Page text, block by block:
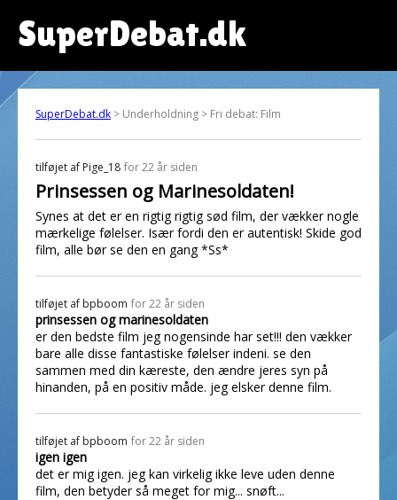
SuperDebat.dk
SuperDebat.dk > Underholdning > Fri debat: Film
tilføjet af Pige_18 for 22 år siden
Prinsessen og Marinesoldaten!
Synes at det er en rigtig rigtig sød film, der vækker nogle
mærkelige følelser. Især fordi den er autentisk! Skide god
film, alle bør se den en gang *Ss*
tilføjet af bpboom for 22 år siden
prinsessen og marinesoldaten
er den bedste film jeg nogensinde har set!!! den vækker
bare alle disse fantastiske følelser indeni. se den
sammen med din kæreste, den ændre jeres syn på
hinanden, på en positiv måde. jeg elsker denne film.
tilføjet af bpboom for 22 år siden
igen igen
det er mig igen. jeg kan virkelig ikke leve uden denne
film, den betyder så meget for mig... snøft...